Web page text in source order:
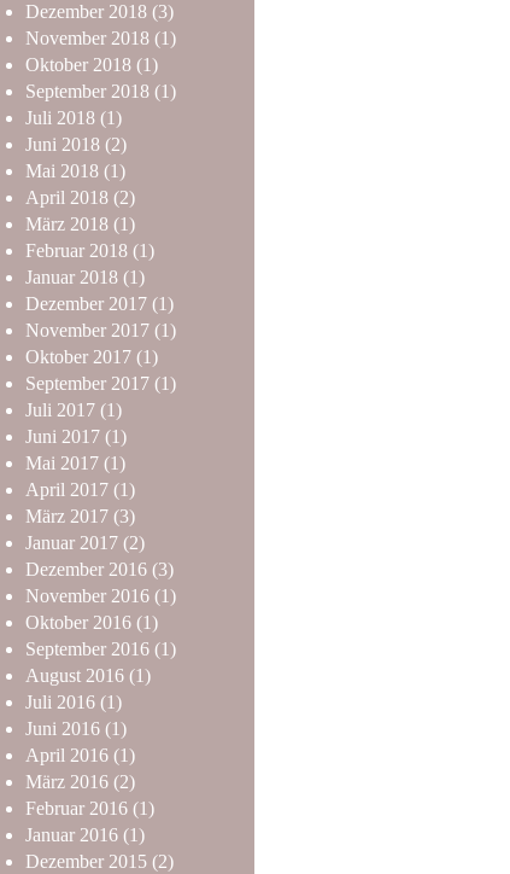
Dezember 2018 (3)
November 2018 (1)
Oktober 2018 (1)
September 2018 (1)
Juli 2018 (1)
Juni 2018 (2)
Mai 2018 (1)
April 2018 (2)
März 2018 (1)
Februar 2018 (1)
Januar 2018 (1)
Dezember 2017 (1)
November 2017 (1)
Oktober 2017 (1)
September 2017 (1)
Juli 2017 (1)
Juni 2017 (1)
Mai 2017 (1)
April 2017 (1)
März 2017 (3)
Januar 2017 (2)
Dezember 2016 (3)
November 2016 (1)
Oktober 2016 (1)
September 2016 (1)
August 2016 (1)
Juli 2016 (1)
Juni 2016 (1)
April 2016 (1)
März 2016 (2)
Februar 2016 (1)
Januar 2016 (1)
Dezember 2015 (2)